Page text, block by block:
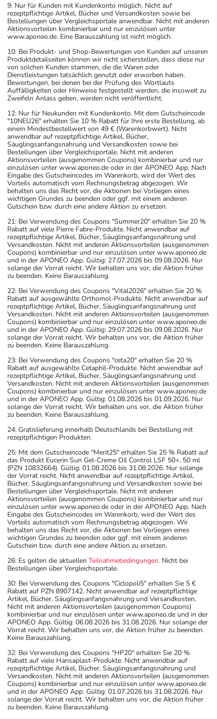
9: Nur für Kunden mit Kundenkonto möglich. Nicht auf
rezeptpflichtige Artikel, Bücher und Versandkosten sowie bei
Bestellungen über Vergleichsportale anwendbar. Nicht mit anderen
Aktionsvorteilen kombinierbar und nur einzulösen unter
www.aponeo.de. Eine Barauszahlung ist nicht möglich.
10: Bei Produkt- und Shop-Bewertungen von Kunden auf unseren
Produktdetailseiten können wir nicht sicherstellen, dass diese nur
von solchen Kunden stammen, die die Waren oder
Dienstleistungen tatsächlich genutzt oder erworben haben.
Bewertungen, bei denen bei der Prüfung des Wortlauts
Auffälligkeiten oder Hinweise festgestellt werden, die insoweit zu
Zweifeln Anlass geben, werden nicht veröffentlicht.
12: Nur für Neukunden mit Kundenkonto. Mit dem Gutscheincode
"10NEU26" erhalten Sie 10 % Rabatt für Ihre erste Bestellung, ab
einem Mindestbestellwert von 49 € (Warenkorbwert). Nicht
anwendbar auf rezeptpflichtige Artikel, Bücher,
Säuglingsanfangsnahrung und Versandkosten sowie bei
Bestellungen über Vergleichsportale. Nicht mit anderen
Aktionsvorteilen (ausgenommen Coupons) kombinierbar und nur
einzulösen unter www.aponeo.de oder in der APONEO App. Nach
Eingabe des Gutscheincodes im Warenkorb, wird der Wert des
Vorteils automatisch vom Rechnungsbetrag abgezogen. Wir
behalten uns das Recht vor, die Aktionen bei Vorliegen eines
wichtigen Grundes zu beenden oder ggf. mit einem anderen
Gutschein bzw. durch eine andere Aktion zu ersetzen.
21: Bei Verwendung des Coupons "Summer20" erhalten Sie 20 %
Rabatt auf viele Pierre Fabre-Produkte. Nicht anwendbar auf
rezeptpflichtige Artikel, Bücher, Säuglingsanfangsnahrung und
Versandkosten. Nicht mit anderen Aktionsvorteilen (ausgenommen
Coupons) kombinierbar und nur einzulösen unter www.aponeo.de
und in der APONEO App. Gültig: 27.07.2026 bis 09.08.2026. Nur
solange der Vorrat reicht. Wir behalten uns vor, die Aktion früher
zu beenden. Keine Barauszahlung.
22: Bei Verwendung des Coupons "Vital2026" erhalten Sie 20 %
Rabatt auf ausgewählte Orthomol-Produkte. Nicht anwendbar auf
rezeptpflichtige Artikel, Bücher, Säuglingsanfangsnahrung und
Versandkosten. Nicht mit anderen Aktionsvorteilen (ausgenommen
Coupons) kombinierbar und nur einzulösen unter www.aponeo.de
und in der APONEO App. Gültig: 29.07.2026 bis 09.08.2026. Nur
solange der Vorrat reicht. Wir behalten uns vor, die Aktion früher
zu beenden. Keine Barauszahlung.
23: Bei Verwendung des Coupons "ceta20" erhalten Sie 20 %
Rabatt auf ausgewählte Cetaphil-Produkte. Nicht anwendbar auf
rezeptpflichtige Artikel, Bücher, Säuglingsanfangsnahrung und
Versandkosten. Nicht mit anderen Aktionsvorteilen (ausgenommen
Coupons) kombinierbar und nur einzulösen unter www.aponeo.de
und in der APONEO App. Gültig: 01.08.2026 bis 01.09.2026. Nur
solange der Vorrat reicht. Wir behalten uns vor, die Aktion früher
zu beenden. Keine Barauszahlung.
24: Gratislieferung innerhalb Deutschlands bei Bestellung mit
rezeptpflichtigen Produkten.
25: Mit dem Gutscheincode "Merit25" erhalten Sie 25 % Rabatt auf
das Produkt Eucerin Sun Gel-Creme Oil Control LSF 50+, 50 ml
(PZN 10832664). Gültig: 01.08.2026 bis 31.08.2026. Nur solange
der Vorrat reicht. Nicht anwendbar auf rezeptpflichtige Artikel,
Bücher, Säuglingsanfangsnahrung und Versandkosten sowie bei
Bestellungen über Vergleichsportale. Nicht mit anderen
Aktionsvorteilen (ausgenommen Coupons) kombinierbar und nur
einzulösen unter www.aponeo.de oder in der APONEO App. Nach
Eingabe des Gutscheincodes im Warenkorb, wird der Wert des
Vorteils automatisch vom Rechnungsbetrag abgezogen. Wir
behalten uns das Recht vor, die Aktionen bei Vorliegen eines
wichtigen Grundes zu beenden oder ggf. mit einem anderen
Gutschein bzw. durch eine andere Aktion zu ersetzen.
26: Es gelten die aktuellen Teilnahmebedingungen. Nicht bei
Bestellungen über Vergleichsportale.
30: Bei Verwendung des Coupons "Ciclopoli5" erhalten Sie 5 €
Rabatt auf PZN 8907142. Nicht anwendbar auf rezeptpflichtige
Artikel, Bücher, Säuglingsanfangsnahrung und Versandkosten.
Nicht mit anderen Aktionsvorteilen (ausgenommen Coupons)
kombinierbar und nur einzulösen unter www.aponeo.de und in der
APONEO App. Gültig: 06.08.2026 bis 31.08.2026. Nur solange der
Vorrat reicht. Wir behalten uns vor, die Aktion früher zu beenden.
Keine Barauszahlung.
32: Bei Verwendung des Coupons "HP20" erhalten Sie 20 %
Rabatt auf viele Hansaplast-Produkte. Nicht anwendbar auf
rezeptpflichtige Artikel, Bücher, Säuglingsanfangsnahrung und
Versandkosten. Nicht mit anderen Aktionsvorteilen (ausgenommen
Coupons) kombinierbar und nur einzulösen unter www.aponeo.de
und in der APONEO App. Gültig: 01.07.2026 bis 31.08.2026. Nur
solange der Vorrat reicht. Wir behalten uns vor, die Aktion früher
zu beenden. Keine Barauszahlung.